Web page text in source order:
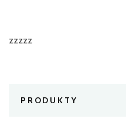
zzzzz
PRODUKTY